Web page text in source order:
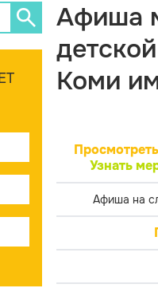
Афиша
Коми
Узнать
Афиша на